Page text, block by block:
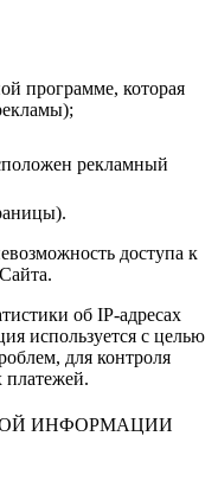
программе, которая
рекламный
доступа к
об IP-адресах
используется с целью
для контроля
ИНФОРМАЦИИ